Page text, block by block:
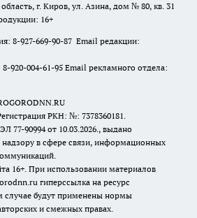
г. Киров, ул. Азина, дом № 80, кв. 31
16+
8-927-669-90-87 Email редакции:
920-004-61-95 Email рекламного отдела:
РКН: №: 7378360181.
77-90994 от 10.03.2026., выдано
в сфере связи, информационных
16+. При использовании материалов
гиперссылка на ресурс
случае будут применены нормы
и смежных правах.